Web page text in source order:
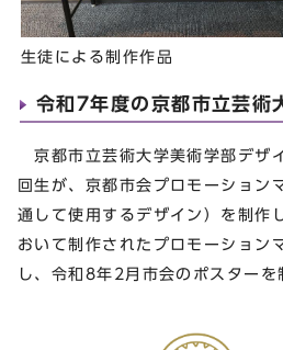
生徒による制作作品
令和7年度の京都市立芸術
京都市立芸術大学美術学部デザ
回生が、京都市会プロモーション
通して使用するデザイン）を制作
おいて制作されたプロモーション
し、令和8年2月市会のポスターを